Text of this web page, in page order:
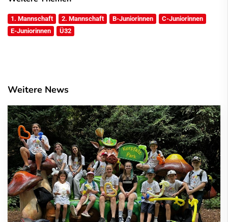
1. Mannschaft 2. Mannschaft B-Juniorinnen
C-Juniorinnen
E-Juniorinnen
Ü32
Weitere News